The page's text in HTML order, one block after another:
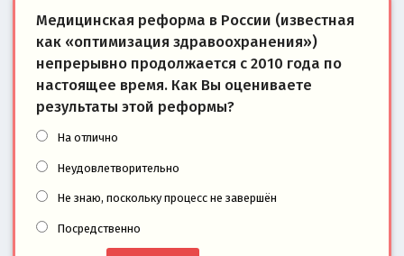
Медицинская реформа в России (известная
как «оптимизация здравоохранения»)
непрерывно продолжается с 2010 года по
настоящее время. Как Вы оцениваете
результаты этой реформы?
На отлично
Неудовлетворительно
Не знаю, поскольку процесс не завершён
Посредственно